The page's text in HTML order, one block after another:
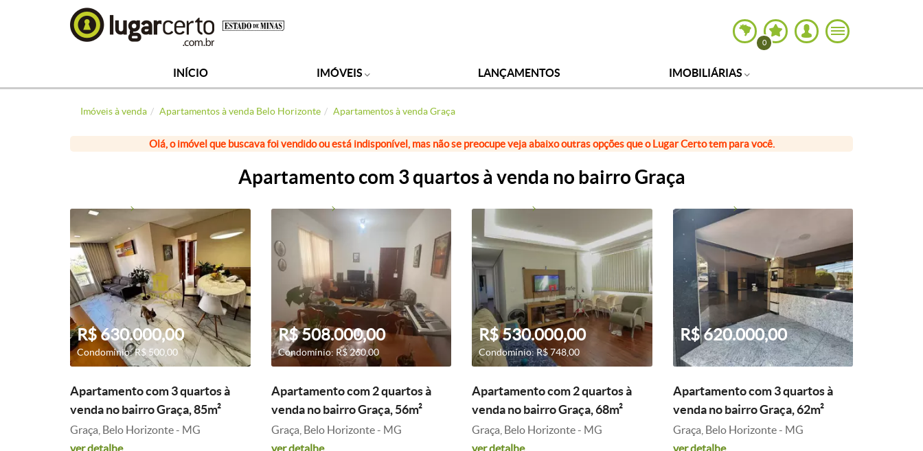
0
INÍCIO IMÓVEIS LANÇAMENTOS IMOBILIÁRIAS
Imóveis à venda Apartamentos à venda Belo Horizonte Apartamentos à venda Graça
Olá, o imóvel que buscava foi vendido ou está indisponível, mas não se preocupe veja abaixo outras opções que o Lugar Certo tem para você.
Apartamento com 3 quartos à venda no bairro Graça
R$ 630.000,00
Condomínio: R$ 500,00
Apartamento com 3 quartos à
venda no bairro Graça, 85m²
Graça, Belo Horizonte - MG
ver detalhe
R$ 508.000,00
Condomínio: R$ 260,00
Apartamento com 2 quartos à
venda no bairro Graça, 56m²
Graça, Belo Horizonte - MG
ver detalhe
R$ 530.000,00
Condomínio: R$ 748,00
Apartamento com 2 quartos à
venda no bairro Graça, 68m²
Graça, Belo Horizonte - MG
ver detalhe
R$ 620.000,00
Apartamento com 3 quartos à
venda no bairro Graça, 62m²
Graça, Belo Horizonte - MG
ver detalhe